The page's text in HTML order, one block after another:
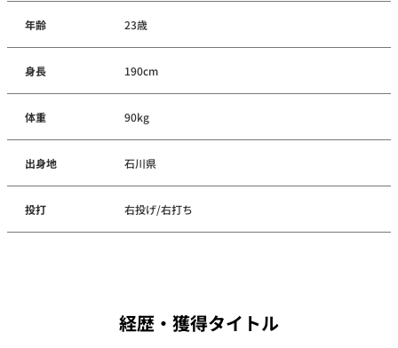
年齢 23歳
身長 190cm
体重 90kg
出身地 石川県
投打 右投げ/右打ち
経歴・獲得タイトル